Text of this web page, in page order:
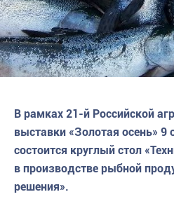
В рамках 21-й Российской
выставки «Золотая осень» 9
состоится круглый стол
в производстве рыбной
решения».